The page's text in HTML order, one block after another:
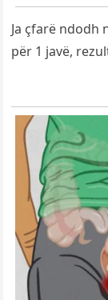
Ja çfarë ndodh
për 1 javë,